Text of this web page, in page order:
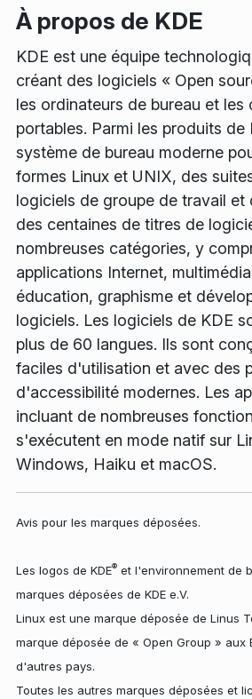
À propos de KDE
KDE est une équipe
créant des logiciels « Open
les ordinateurs de bureau et les
portables. Parmi les produits de
système de bureau moderne
formes Linux et UNIX, des
logiciels de groupe de travail
des centaines de titres de
nombreuses catégories, y
applications Internet,
éducation, graphisme et
logiciels. Les logiciels de KDE
plus de 60 langues. Ils sont
faciles d'utilisation et avec des
d'accessibilité modernes. Les
incluant de nombreuses
s'exécutent en mode natif sur
Windows, Haiku et macOS.
Avis pour les marques déposées.
Les logos de KDE® et l'environnement de
marques déposées de KDE e.V.
Linux est une marque déposée de Linus
marque déposée de « Open Group » aux
d'autres pays.
Toutes les autres marques déposées et